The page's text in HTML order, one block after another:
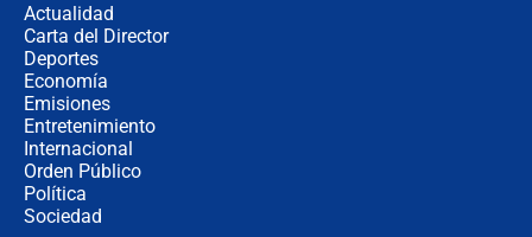
Actualidad
Carta del Director
Deportes
Economía
Emisiones
Entretenimiento
Internacional
Orden Público
Política
Sociedad